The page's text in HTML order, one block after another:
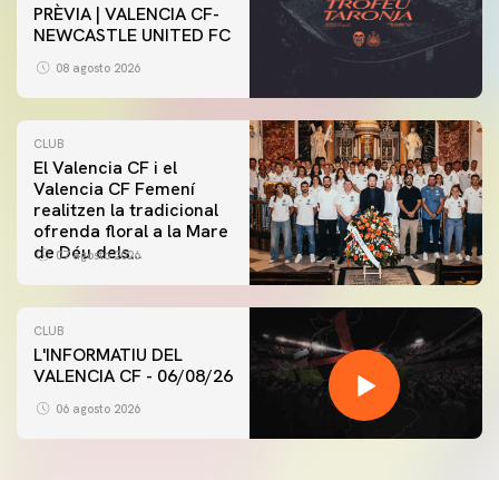
PRÈVIA | VALENCIA CF-
NEWCASTLE UNITED FC
08 agosto 2026
CLUB
El Valencia CF i el
Valencia CF Femení
realitzen la tradicional
ofrenda floral a la Mare
de Déu dels
07 agosto 2026
CLUB
L'INFORMATIU DEL
VALENCIA CF - 06/08/26
06 agosto 2026